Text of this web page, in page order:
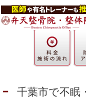
千葉市で不眠